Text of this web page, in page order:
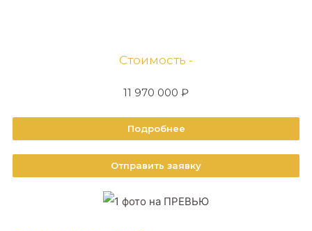
Стоимость -
11 970 000 ₽
Подробнее
Отправить заявку